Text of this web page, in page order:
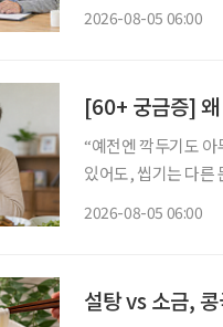
2026-08-05 06:00
[60+ 궁금증] 왜
“예전엔 깍두기도 아무
있어도, 씹기는 다른
2026-08-05 06:00
설탕 vs 소금,